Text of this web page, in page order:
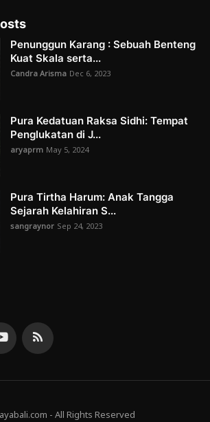
Penunggun Karang : Sebuah Benteng
Kuat Skala serta...
Candra Arisma Dec 6, 2023
Pura Kedatuan Raksa Sidhi: Tempat
Penglukatan di J...
aryaprm May 5, 2024
Pura Tirtha Harum: Anak Tangga
Sejarah Kelahiran S...
sangraynor Sep 24, 2023
- All Rights Reserved